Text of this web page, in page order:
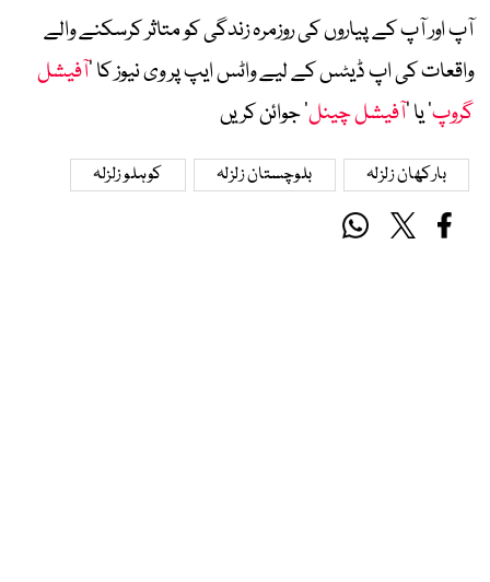
آپ اور آپ کے پیاروں کی روزمرہ زندگی کو متاثر کرسکنے والے
واقعات کی اپ ڈیٹس کے لیے واٹس ایپ پر وی نیوز کا ’آفیشل
گروپ‘ یا ’آفیشل چینل‘ جوائن کریں
بارکھان زلزلہ بلوچستان زلزلہ کوہلو زلزلہ